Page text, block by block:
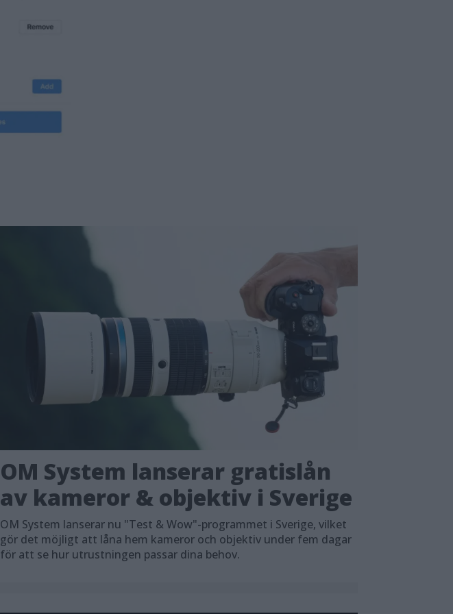
OM System lanserar gratislån
av kameror & objektiv i Sverige
OM System lanserar nu "Test & Wow"-programmet i Sverige, vilket
gör det möjligt att låna hem kameror och objektiv under fem dagar
för att se hur utrustningen passar dina behov.